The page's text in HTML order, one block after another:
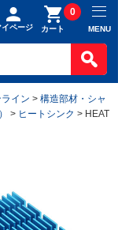
イページ カート
0
MENU
イン > 構造部材・シャ
> ヒートシンク > HEAT